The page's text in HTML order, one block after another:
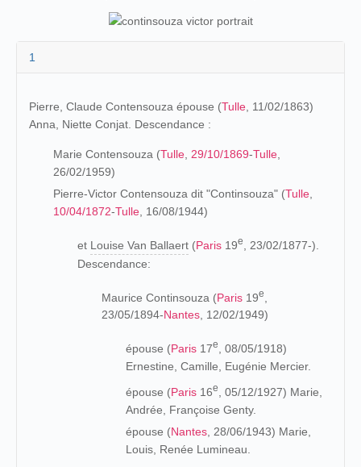
1
Pierre, Claude Contensouza épouse (Tulle , 11/02/1863)
Anna, Niette Conjat. Descendance :
Marie Contensouza (Tulle 29/10/1869-Tulle
26/02/1959)
Pierre-Victor Contensouza dit "Continsouza" (Tulle
10/04/1872-Tulle , 16/08/1944)
et Louise Van Ballaert (Paris 19e
, 23/02/1877-).
Descendance:
Maurice Continsouza (Paris 19e
23/05/1894-Nantes, 12/02/1949)
épouse (Paris 17e
, 08/05/1918)
Ernestine, Camille, Eugénie Mercier.
épouse (Paris 16e
, 05/12/1927) Marie,
Andrée, Françoise Genty.
épouse (Nantes , 28/06/1943) Marie,
Louis, Renée Lumineau.